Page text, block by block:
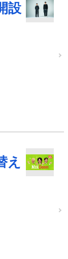
設
え